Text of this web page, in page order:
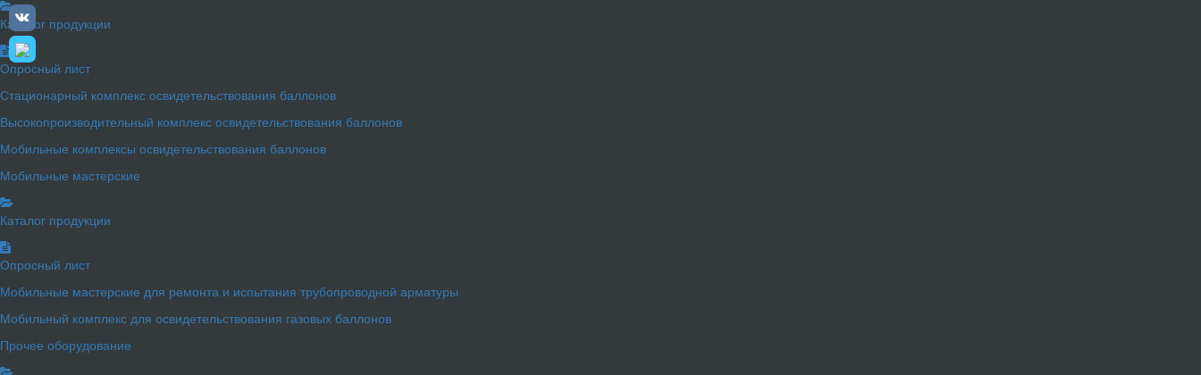
Каталог продукции
Опросный лист
Стационарный комплекс освидетельствования баллонов
Высокопроизводительный комплекс освидетельствования баллонов
Мобильные комплексы освидетельствования баллонов
Мобильные мастерские
Каталог продукции
Опросный лист
Мобильные мастерские для ремонта и испытания трубопроводной арматуры
Мобильный комплекс для освидетельствования газовых баллонов
Прочее оборудование